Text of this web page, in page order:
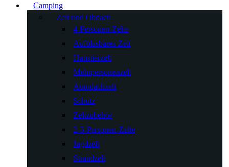
Camping
Zelt und Obdach
4-Personen-Zelte
Aufblasbares Zelt
Haustierzelt
Mehrpersonenzelt
Autodachzelt
Schutz
Zeltzubehör
2-3-Personen-Zelte
Jagdzelt
Strandzelt